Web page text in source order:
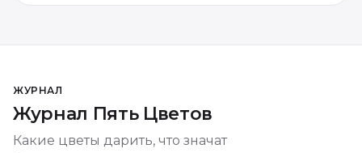
ЖУРНАЛ
Журнал Пять Цветов
Какие цветы дарить, что значат